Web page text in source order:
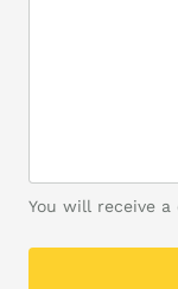
You will receive a